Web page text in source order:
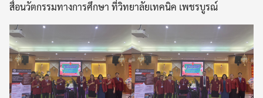
สื่อนวัตกรรมทางการศึกษา ที่วิทยาลัยเทคนิค เพชรบูรณ์